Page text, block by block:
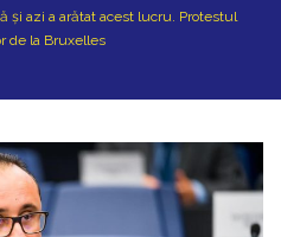
și azi a arătat acest lucru. Protestul
de la Bruxelles